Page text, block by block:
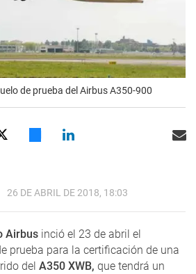
de prueba del Airbus A350-900
26 DE ABRIL DE 2018, 18:03
Airbus inció el 23 de abril el
prueba para la certificación de una
del A350 XWB, que tendrá un